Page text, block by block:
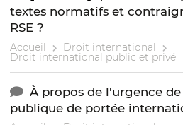
textes normatifs et
RSE ?
Accueil Droit international
Droit international public et privé
À propos de l'urgence
publique de portée